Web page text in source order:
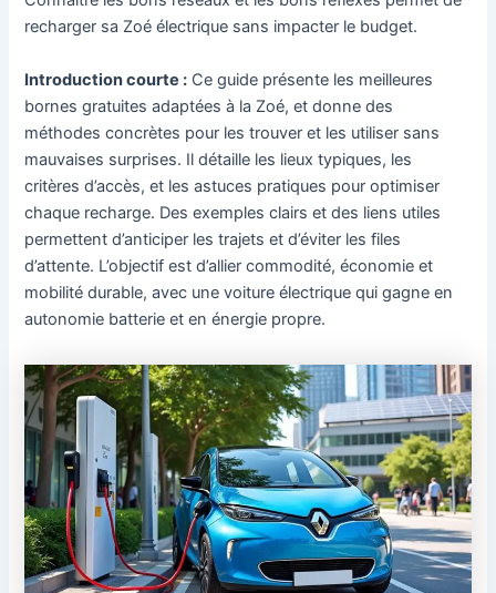
recharger sa Zoé électrique sans impacter le budget.
Introduction courte : Ce guide présente les meilleures
bornes gratuites adaptées à la Zoé, et donne des
méthodes concrètes pour les trouver et les utiliser sans
mauvaises surprises. Il détaille les lieux typiques, les
critères d’accès, et les astuces pratiques pour optimiser
chaque recharge. Des exemples clairs et des liens utiles
permettent d’anticiper les trajets et d’éviter les files
d’attente. L’objectif est d’allier commodité, économie et
mobilité durable, avec une voiture électrique qui gagne en
autonomie batterie et en énergie propre.